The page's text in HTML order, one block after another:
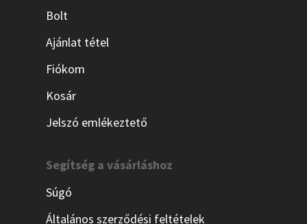
Bolt
Ajánlat tétel
Fiókom
Kosár
Jelszó emlékeztető
Segítség a vásárláshoz
Súgó
Általános szerződési feltételek